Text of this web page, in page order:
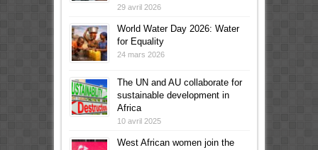
29 avril 2026
World Water Day 2026: Water
for Equality
24 mars 2026
The UN and AU collaborate for
sustainable development in
Africa
10 avril 2025
West African women join the